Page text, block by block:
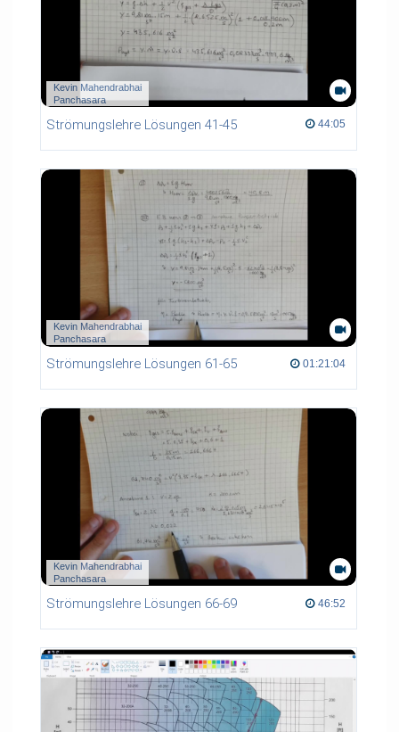
Kevin Mahendrabhai
Panchasara
Strömungslehre Lösungen 41-45 44:05
44:05 duration
Kevin Mahendrabhai
Panchasara
Strömungslehre Lösungen 61-65 01:21:04
01:21:04 duration
Kevin Mahendrabhai
Panchasara
Strömungslehre Lösungen 66-69 46:52
46:52 duration